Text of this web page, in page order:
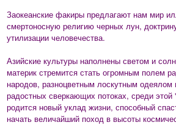
Заокеанские факиры предлагают нам мир
смертоносную религию черных лун,
утилизации человечества.
Азийские культуры наполнены светом и
материк стремится стать огромным полем
народов, разноцветным лоскутным одеялом
радостных сверкающих потоках, среди
родится новый уклад жизни, способный
начать величайший поход в высоты